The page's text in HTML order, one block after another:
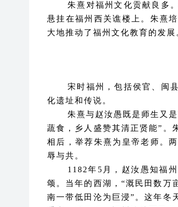
朱熹对福州文化贡献良多
悬挂在福州西关谯楼上。朱熹
大地推动了福州文化教育的发展
宋时福州，包括侯官、闽
化遗址和传说。
朱熹与赵汝愚既是师生又
蔬食，乡人盛赞其清正贤能”。
相后，举荐朱熹为皇帝老师。
辱与共。
1182年5月，赵汝愚知福
颂。当年的西湖，“溉民田数万
南一带低田沦为巨浸”。这年冬